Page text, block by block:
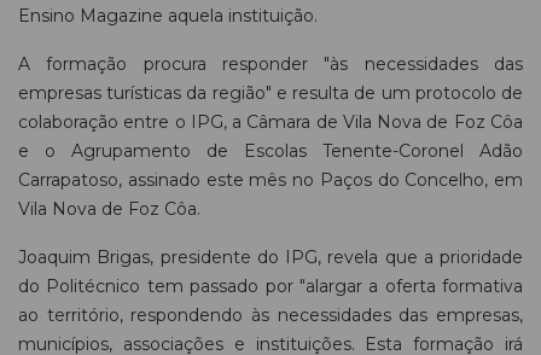
Ensino Magazine aquela instituição.
A formação procura responder "às necessidades das
empresas turísticas da região" e resulta de um protocolo de
colaboração entre o IPG, a Câmara de Vila Nova de Foz Côa
e o Agrupamento de Escolas Tenente-Coronel Adão
Carrapatoso, assinado este mês no Paços do Concelho, em
Vila Nova de Foz Côa.
Joaquim Brigas, presidente do IPG, revela que a prioridade
do Politécnico tem passado por "alargar a oferta formativa
ao território, respondendo às necessidades das empresas,
municípios, associações e instituições. Esta formação irá